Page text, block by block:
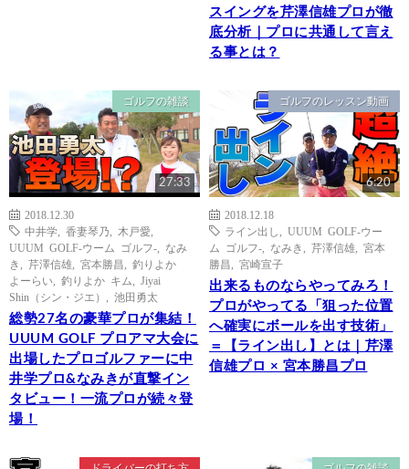
スイングを芹澤信雄プロが徹
底分析｜プロに共通して言え
る事とは？
ゴルフの雑談
27:33
2018.12.30
中井学
香妻琴乃 木戸愛
UUUM GOLF-ウーム ゴルフ-
なみ
き
芹澤信雄 宮本勝昌
釣りよか
よーらい
釣りよか キム
Jiyai
Shin（シン・ジエ）
池田勇太
総勢27名の豪華プロが集結！
UUUM GOLF プロアマ大会に
出場したプロゴルファーに中
井学プロ&なみきが直撃イン
タビュー！一流プロが続々登
場！
ゴルフのレッスン動画
6:20
2018.12.18
ライン出し
UUUM GOLF-ウー
ム ゴルフ-
なみき 芹澤信雄
宮本
勝昌
宮崎宣子
出来るものならやってみろ！
プロがやってる「狙った位置
へ確実にボールを出す技術」
＝【ライン出し】とは｜芹澤
信雄プロ × 宮本勝昌プロ